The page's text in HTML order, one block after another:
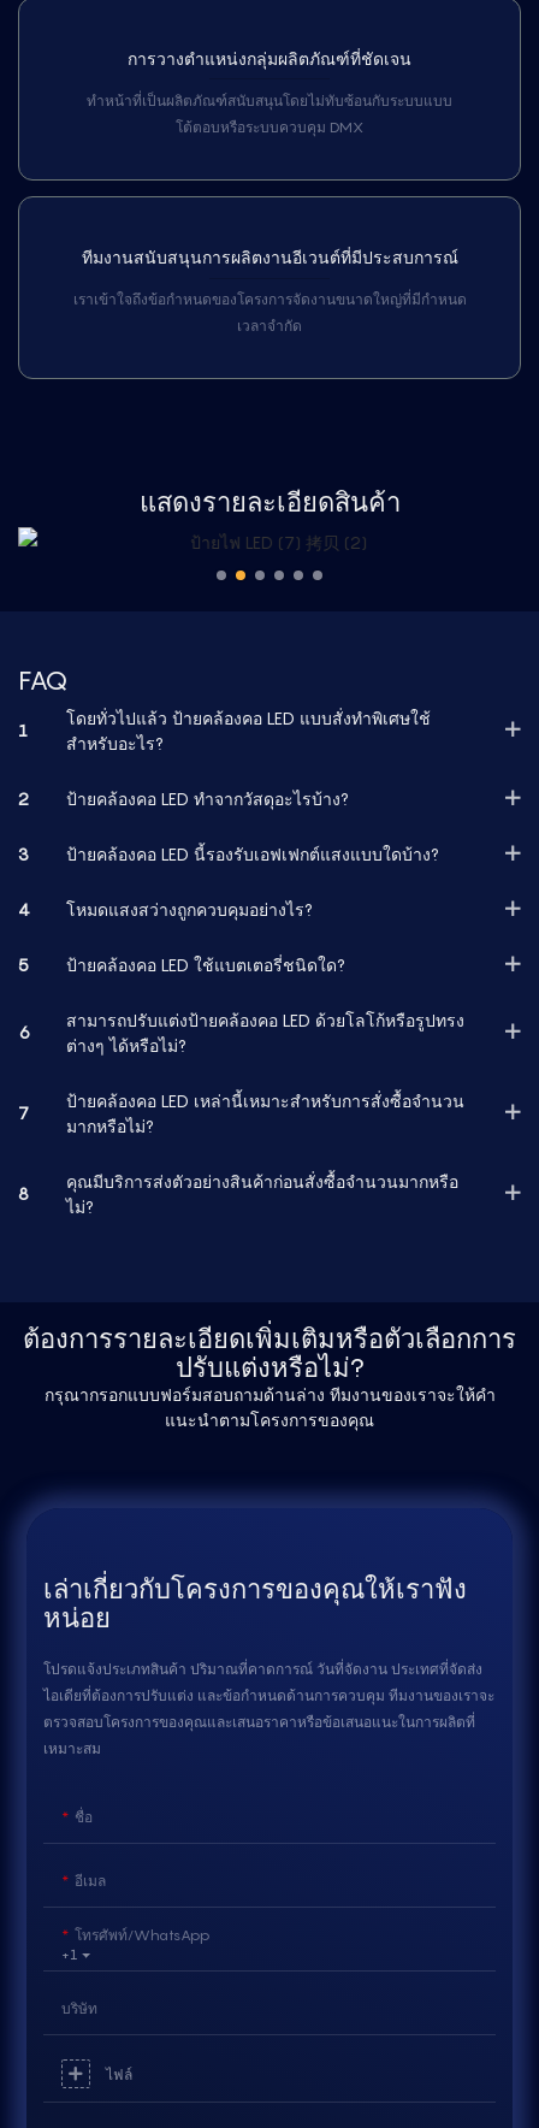
การวางตำแหน่งกลุ่มผลิตภัณฑ์ที่ชัดเจน
ทำหน้าที่เป็นผลิตภัณฑ์สนับสนุนโดยไม่ทับซ้อนกับระบบแบบ
โต้ตอบหรือระบบควบคุม DMX
ทีมงานสนับสนุนการผลิตงานอีเวนต์ที่มีประสบการณ์
เราเข้าใจถึงข้อกำหนดของโครงการจัดงานขนาดใหญ่ที่มีกำหนด
เวลาจำกัด
แสดงรายละเอียดสินค้า
FAQ
1
โดยทั่วไปแล้ว ป้ายคล้องคอ LED แบบสั่งทำพิเศษใช้
สำหรับอะไร?
2 ป้ายคล้องคอ LED ทำจากวัสดุอะไรบ้าง?
3 ป้ายคล้องคอ LED นี้รองรับเอฟเฟกต์แสงแบบใดบ้าง?
4 โหมดแสงสว่างถูกควบคุมอย่างไร?
5 ป้ายคล้องคอ LED ใช้แบตเตอรี่ชนิดใด?
6
สามารถปรับแต่งป้ายคล้องคอ LED ด้วยโลโก้หรือรูปทรง
ต่างๆ ได้หรือไม่?
7
ป้ายคล้องคอ LED เหล่านี้เหมาะสำหรับการสั่งซื้อจำนวน
มากหรือไม่?
8
คุณมีบริการส่งตัวอย่างสินค้าก่อนสั่งซื้อจำนวนมากหรือ
ไม่?
ต้องการรายละเอียดเพิ่มเติมหรือตัวเลือกการ
ปรับแต่งหรือไม่?
กรุณากรอกแบบฟอร์มสอบถามด้านล่าง ทีมงานของเราจะให้คำ
แนะนำตามโครงการของคุณ
เล่าเกี่ยวกับโครงการของคุณให้เราฟัง
หน่อย
โปรดแจ้งประเภทสินค้า ปริมาณที่คาดการณ์ วันที่จัดงาน ประเทศที่จัดส่ง
ไอเดียที่ต้องการปรับแต่ง และข้อกำหนดด้านการควบคุม ทีมงานของเราจะ
ตรวจสอบโครงการของคุณและเสนอราคาหรือข้อเสนอแนะในการผลิตที่
เหมาะสม
ชื่อ
อีเมล
+1
โทรศัพท์/WhatsApp
บริษัท
ไฟล์